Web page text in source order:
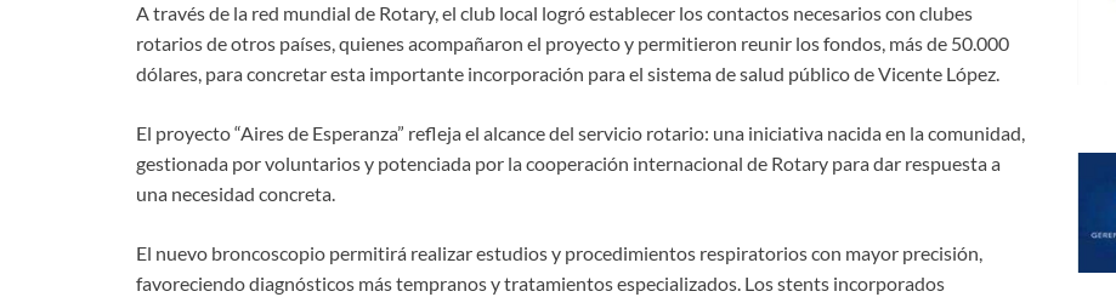
A través de la red mundial de Rotary, el club local logró establecer los contactos necesarios con clubes
rotarios de otros países, quienes acompañaron el proyecto y permitieron reunir los fondos, más de 50.000
dólares, para concretar esta importante incorporación para el sistema de salud público de Vicente López.
El proyecto “Aires de Esperanza” refleja el alcance del servicio rotario: una iniciativa nacida en la comunidad,
gestionada por voluntarios y potenciada por la cooperación internacional de Rotary para dar respuesta a
una necesidad concreta.
El nuevo broncoscopio permitirá realizar estudios y procedimientos respiratorios con mayor precisión,
favoreciendo diagnósticos más tempranos y tratamientos especializados. Los stents incorporados